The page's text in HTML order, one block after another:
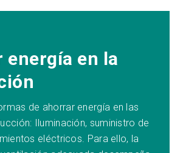
energía en la
de ahorrar energía en las
Iluminación, suministro de
eléctricos. Para ello, la